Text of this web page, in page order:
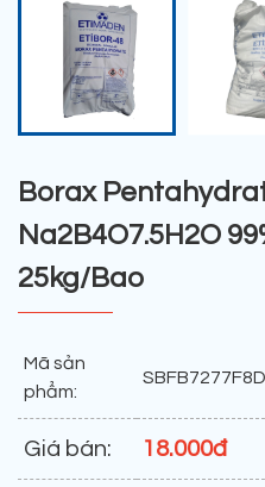
Borax
Na2B4O7.5H2O
25kg/Bao
Mã sản
phẩm:
Giá bán: 18.000đ